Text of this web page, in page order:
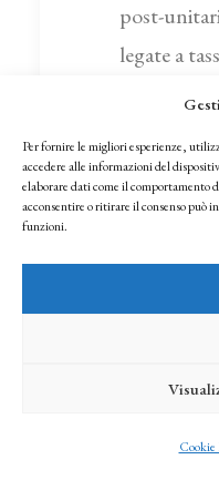
Per fornire le migliori esperienze,
accedere alle informazioni del
elaborare dati come il comportamento
acconsentire o ritirare il consenso può
funzioni.
Cookie
post-
legate a
gestione
pubblico
attraverso
critiche
Darsena